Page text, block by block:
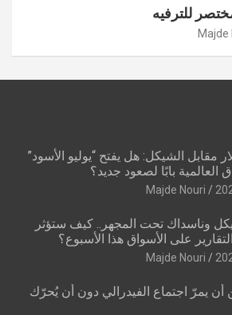
للترفيه
Majde
مقابل الشيكل: هل يفتح “يوليو الأسود”
العالمية بابًا لصعود جديد؟
Majde Nouri
وناسداك تحت المجهر.. كيف ستؤثر
على الأسواق هذا الأسبوع؟
Majde Nouri
يمرّ اجتماع الفيدرالي دون أن يُحرّك